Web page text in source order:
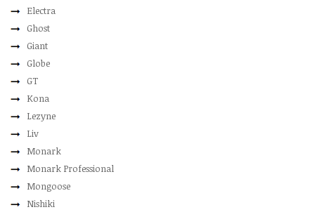
Electra
Ghost
Giant
Globe
GT
Kona
Lezyne
Liv
Monark
Monark Professional
Mongoose
Nishiki